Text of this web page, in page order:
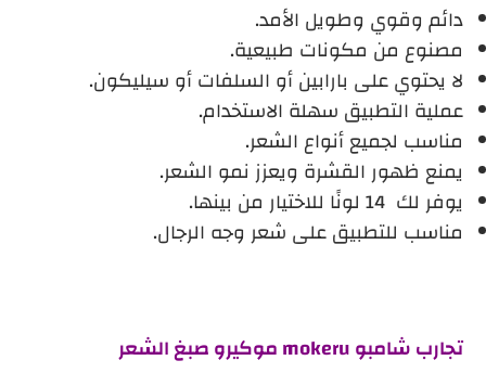
دائم وقوي وطويل الأمد.
مصنوع من مكونات طبيعية.
لا يحتوي على بارابين أو السلفات أو سيليكون.
عملية التطبيق سهلة الاستخدام.
مناسب لجميع أنواع الشعر.
يمنع ظهور القشرة ويعزز نمو الشعر.
يوفر لك14 لونًا للاختيار من بينها.
مناسب للتطبيق على شعر وجه الرجال.
تجارب شامبو mokeru موكيرو صبغ الشعر